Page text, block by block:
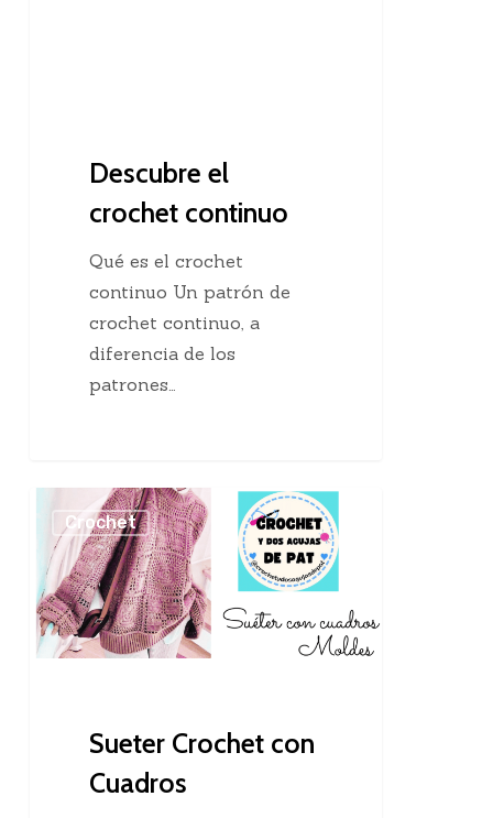
Descubre el
crochet continuo
Qué es el crochet
continuo Un patrón de
crochet continuo, a
diferencia de los
patrones…
Crochet
con
Cuadros
Crochet
Sueter Crochet con
Cuadros